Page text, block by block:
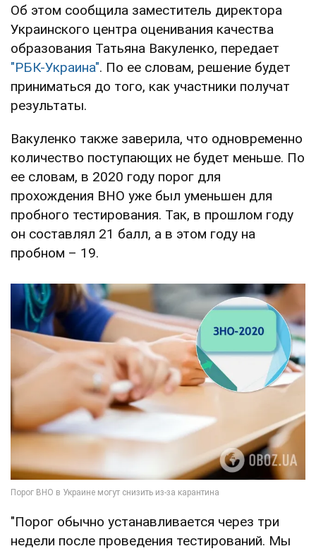
Об этом сообщила заместитель директора
Украинского центра оценивания качества
образования Татьяна Вакуленко, передает
"РБК-Украина". По ее словам, решение будет
приниматься до того, как участники получат
результаты.
Вакуленко также заверила, что одновременно
количество поступающих не будет меньше. По
ее словам, в 2020 году порог для
прохождения ВНО уже был уменьшен для
пробного тестирования. Так, в прошлом году
он составлял 21 балл, а в этом году на
пробном – 19.
"Порог обычно устанавливается через три
недели после проведения тестирований. Мы